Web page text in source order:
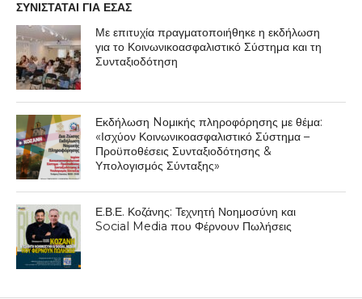
ΣΥΝΙΣΤΑΤΑΙ ΓΙΑ ΕΣΑΣ
Με επιτυχία πραγματοποιήθηκε η εκδήλωση
για το Κοινωνικοασφαλιστικό Σύστημα και τη
Συνταξιοδότηση
Εκδήλωση Nομικής πληροφόρησης με θέμα:
«Ισχύον Κοινωνικοασφαλιστικό Σύστημα –
Προϋποθέσεις Συνταξιοδότησης &
Υπολογισμός Σύνταξης»
Ε.Β.Ε. Κοζάνης: Τεχνητή Νοημοσύνη και
Social Media που Φέρνουν Πωλήσεις